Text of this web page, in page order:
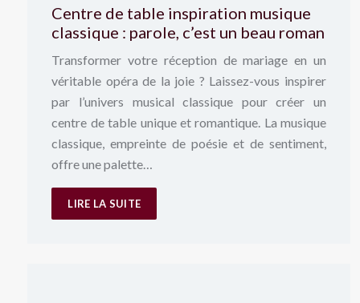
Centre de table inspiration musique
classique : parole, c’est un beau roman
Transformer votre réception de mariage en un
véritable opéra de la joie ? Laissez-vous inspirer
par l’univers musical classique pour créer un
centre de table unique et romantique. La musique
classique, empreinte de poésie et de sentiment,
offre une palette…
LIRE LA SUITE